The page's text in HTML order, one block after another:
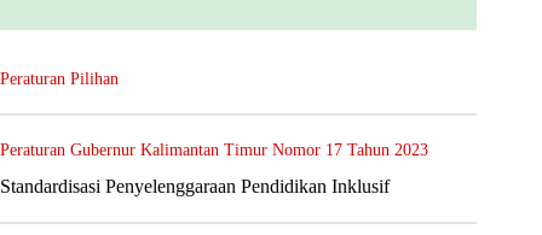
Peraturan Pilihan
Peraturan Gubernur Kalimantan Timur Nomor 17 Tahun 2023
Standardisasi Penyelenggaraan Pendidikan Inklusif